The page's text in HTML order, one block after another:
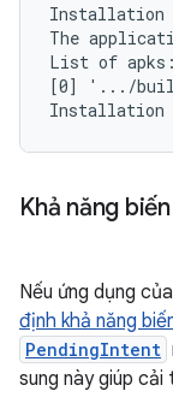
Installation
The
List of apks:
[0] '.../build/
Khả năng
Nếu ứng dụng
định khả năng
PendingIntent
sung này giúp